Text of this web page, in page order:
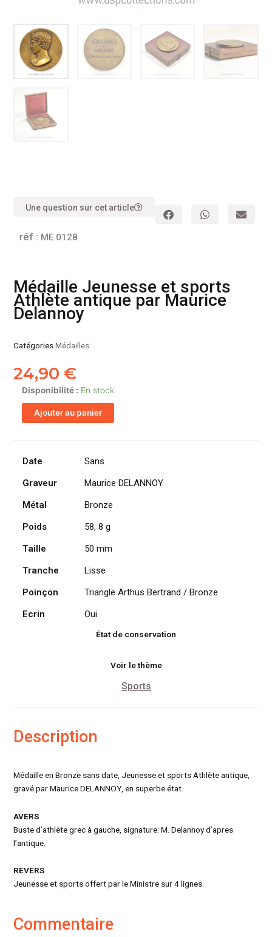
Une question sur cet article
réf : ME 0128
Médaille Jeunesse et sports
Athlète antique par Maurice
Delannoy
CatégoriesMédailles
24,90€
Disponibilité : En stock
quantité
de
Médaille
et
sports
antique
Maurice
Delannoy
Ajouter au panier
Date
Sans
Graveur
Maurice DELANNOY
Métal
Bronze
Poids
58, 8 g
Taille
50 mm
Tranche
Lisse
Poinçon
Triangle Arthus Bertrand / Bronze
Ecrin
Oui
État de conservation
Voir le thème
Sports
Description
Médaille en Bronze sans date, Jeunesse et sports Athlète antique,
gravé par Maurice DELANNOY, en superbe état.
AVERS
Buste d’athlète grec à gauche, signature: M. Delannoy d’apres
l’antique.
REVERS
Jeunesse et sports offert par le Ministre sur 4 lignes.
Commentaire